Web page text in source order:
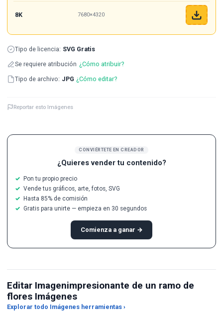
CONVIÉRTETE EN CREADOR
¿Quieres vender tu contenido?
Pon tu propio precio
Vende tus gráficos, arte, fotos, SVG
Hasta 85% de comisión
Gratis para unirte — empieza en 30 segundos
Comienza a ganar →
8K 7680×4320
Tipo de licencia: SVG Gratis
Se requiere atribución ¿Cómo atribuir?
Tipo de archivo: JPG ¿Cómo editar?
Reportar esto Imágenes
Editar Imagenimpresionante de un ramo de
flores Imágenes
Explorar todo Imágenes herramientas ›
Ponme en la Escena
imágenes